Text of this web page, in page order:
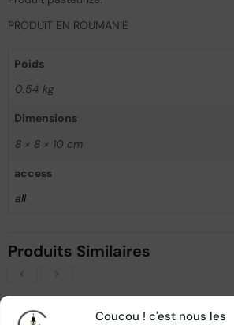
Coucou ! c'est nous les
PRODUIT EN ROUMANIE
Poids
0.54 kg
Dimensions
8 × 8 × 10 cm
access
all
Produits Similaires